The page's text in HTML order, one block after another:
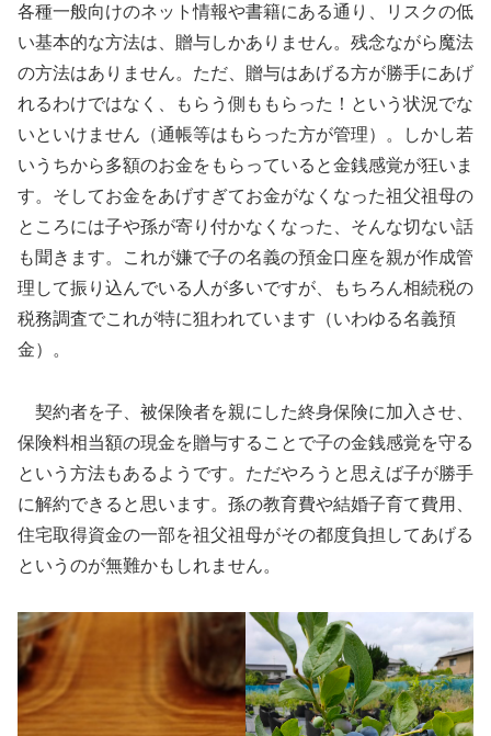
各種一般向けのネット情報や書籍にある通り、リスクの低
い基本的な方法は、贈与しかありません。残念ながら魔法
の方法はありません。ただ、贈与はあげる方が勝手にあげ
れるわけではなく、もらう側ももらった！という状況でな
いといけません（通帳等はもらった方が管理）。しかし若
いうちから多額のお金をもらっていると金銭感覚が狂いま
す。そしてお金をあげすぎてお金がなくなった祖父祖母の
ところには子や孫が寄り付かなくなった、そんな切ない話
も聞きます。これが嫌で子の名義の預金口座を親が作成管
理して振り込んでいる人が多いですが、もちろん相続税の
税務調査でこれが特に狙われています（いわゆる名義預
金）。
契約者を子、被保険者を親にした終身保険に加入させ、
保険料相当額の現金を贈与することで子の金銭感覚を守る
という方法もあるようです。ただやろうと思えば子が勝手
に解約できると思います。孫の教育費や結婚子育て費用、
住宅取得資金の一部を祖父祖母がその都度負担してあげる
というのが無難かもしれません。